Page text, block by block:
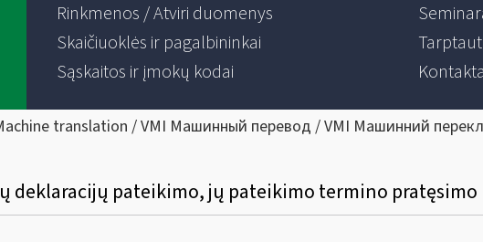
Rinkmenos / Atviri duomenys
Skaičiuoklės ir pagalbininkai
Sąskaitos ir įmokų kodai
translation / VMI Машинный перевод / VMI Машинний